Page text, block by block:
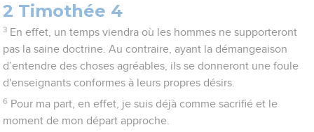
2 Timothée 4
3 En effet, un temps viendra où les hommes ne supporteront
pas la saine doctrine. Au contraire, ayant la démangeaison
d’entendre des choses agréables, ils se donneront une foule
d'enseignants conformes à leurs propres désirs.
6 Pour ma part, en effet, je suis déjà comme sacrifié et le
moment de mon départ approche.